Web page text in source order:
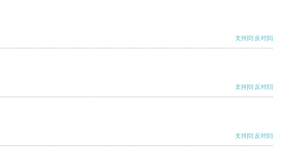
支持[0] 反对[0]
支持[0] 反对[0]
支持[0] 反对[0]